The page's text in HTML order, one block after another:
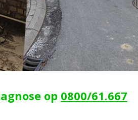
op 0800/61.667